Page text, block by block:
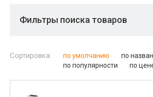
Фильтры поиска товаров
Сортировка: по умолчанию
по
по популярности
по